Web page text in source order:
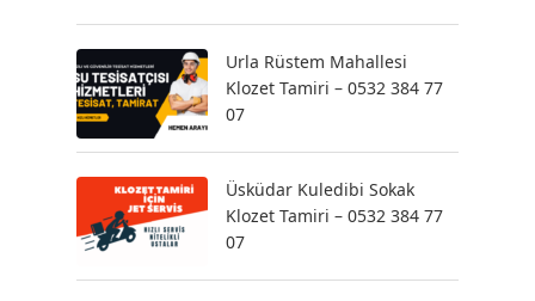
Urla Rüstem Mahallesi
Klozet Tamiri – 0532 384 77
07
Üsküdar Kuledibi Sokak
Klozet Tamiri – 0532 384 77
07